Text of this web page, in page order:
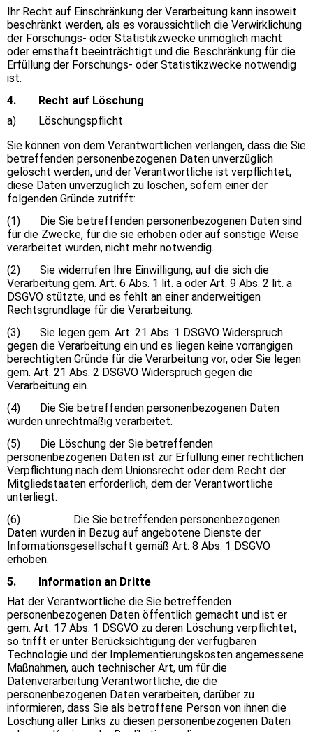
Ihr Recht auf Einschränkung der Verarbeitung kann insoweit
beschränkt werden, als es voraussichtlich die Verwirklichung
der Forschungs- oder Statistikzwecke unmöglich macht
oder ernsthaft beeinträchtigt und die Beschränkung für die
Erfüllung der Forschungs- oder Statistikzwecke notwendig
ist.
4. Recht auf Löschung
a) Löschungspflicht
Sie können von dem Verantwortlichen verlangen, dass die Sie
betreffenden personenbezogenen Daten unverzüglich
gelöscht werden, und der Verantwortliche ist verpflichtet,
diese Daten unverzüglich zu löschen, sofern einer der
folgenden Gründe zutrifft:
(1) Die Sie betreffenden personenbezogenen Daten sind
für die Zwecke, für die sie erhoben oder auf sonstige Weise
verarbeitet wurden, nicht mehr notwendig.
(2) Sie widerrufen Ihre Einwilligung, auf die sich die
Verarbeitung gem. Art. 6 Abs. 1 lit. a oder Art. 9 Abs. 2 lit. a
DSGVO stützte, und es fehlt an einer anderweitigen
Rechtsgrundlage für die Verarbeitung.
(3) Sie legen gem. Art. 21 Abs. 1 DSGVO Widerspruch
gegen die Verarbeitung ein und es liegen keine vorrangigen
berechtigten Gründe für die Verarbeitung vor, oder Sie legen
gem. Art. 21 Abs. 2 DSGVO Widerspruch gegen die
Verarbeitung ein.
(4) Die Sie betreffenden personenbezogenen Daten
wurden unrechtmäßig verarbeitet.
(5) Die Löschung der Sie betreffenden
personenbezogenen Daten ist zur Erfüllung einer rechtlichen
Verpflichtung nach dem Unionsrecht oder dem Recht der
Mitgliedstaaten erforderlich, dem der Verantwortliche
unterliegt.
(6) Die Sie betreffenden personenbezogenen
Daten wurden in Bezug auf angebotene Dienste der
Informationsgesellschaft gemäß Art. 8 Abs. 1 DSGVO
erhoben.
5. Information an Dritte
Hat der Verantwortliche die Sie betreffenden
personenbezogenen Daten öffentlich gemacht und ist er
gem. Art. 17 Abs. 1 DSGVO zu deren Löschung verpflichtet,
so trifft er unter Berücksichtigung der verfügbaren
Technologie und der Implementierungskosten angemessene
Maßnahmen, auch technischer Art, um für die
Datenverarbeitung Verantwortliche, die die
personenbezogenen Daten verarbeiten, darüber zu
informieren, dass Sie als betroffene Person von ihnen die
Löschung aller Links zu diesen personenbezogenen Daten